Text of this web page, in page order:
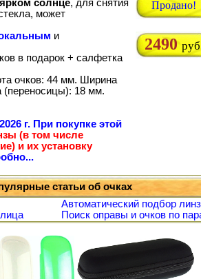
солнце, для снятия
может
и
в подарок + салфетка
очков: 44 мм. Ширина
18 мм.
г. При покупке этой
(в том числе
и их установку
Продано!
2490
статьи об очках
Автоматический подбор
Поиск оправы и очков по